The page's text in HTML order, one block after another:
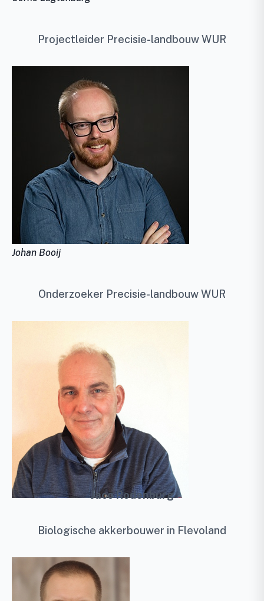
Projectleider Precisie-landbouw WUR
Johan Booij
Onderzoeker Precisie-landbouw WUR
Jaco Rodenburg
Biologische akkerbouwer in Flevoland